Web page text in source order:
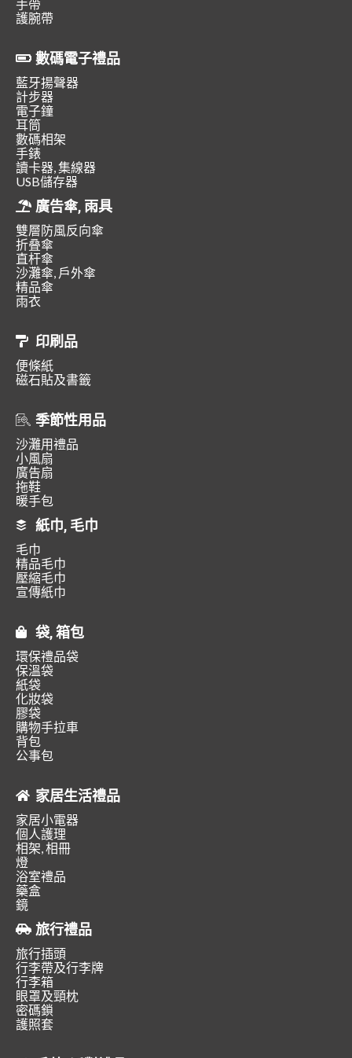
手帶
護腕帶
數碼電子禮品
藍牙揚聲器
計步器
電子鐘
耳筒
數碼相架
手錶
讀卡器, 集線器
USB儲存器
廣告傘, 雨具
雙層防風反向傘
折叠傘
直杆傘
沙灘傘, 戶外傘
精品傘
雨衣
印刷品
便條紙
磁石貼及書籤
季節性用品
沙灘用禮品
小風扇
廣告扇
拖鞋
暖手包
紙巾, 毛巾
毛巾
精品毛巾
壓縮毛巾
宣傳紙巾
袋, 箱包
環保禮品袋
保溫袋
紙袋
化妝袋
膠袋
購物手拉車
背包
公事包
家居生活禮品
家居小電器
個人護理
相架, 相冊
燈
浴室禮品
藥盒
鏡
旅行禮品
旅行插頭
行李帶及行李牌
行李箱
眼罩及頸枕
密碼鎖
護照套